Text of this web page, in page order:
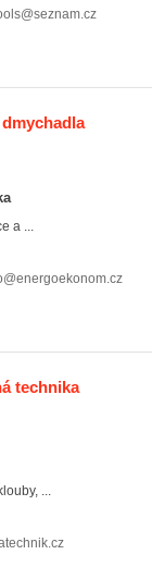
a ...
technika
...